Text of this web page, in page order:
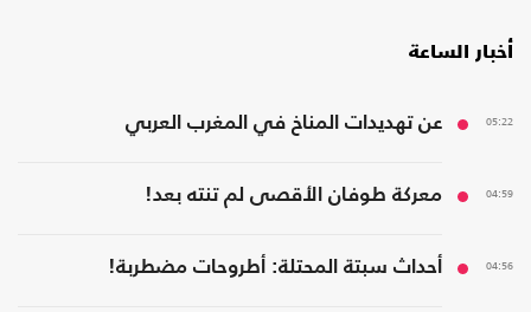
أخبار الساعة
05:22 عن تهديدات المناخ في المغرب العربي
04:59 معركة طوفان الأقصى لم تنته بعد!
04:56 أحداث سبتة المحتلة: أطروحات مضطربة!